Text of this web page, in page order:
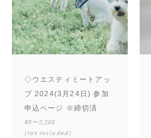
◇ウエスティミートアッ
プ 2024(3月24日) 参加
申込ページ ※締切済
¥0〜2,200
(tax included)